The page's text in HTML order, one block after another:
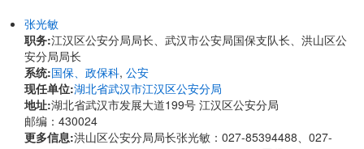
张光敏
职务:江汉区公安分局局长、武汉市公安局国保支队长、洪山区公
安分局局长
系统:国保、政保科, 公安
现任单位:湖北省武汉市江汉区公安分局
地址:湖北省武汉市发展大道199号 江汉区公安分局
邮编：430024
更多信息:洪山区公安分局局长张光敏：027-85394488、027-